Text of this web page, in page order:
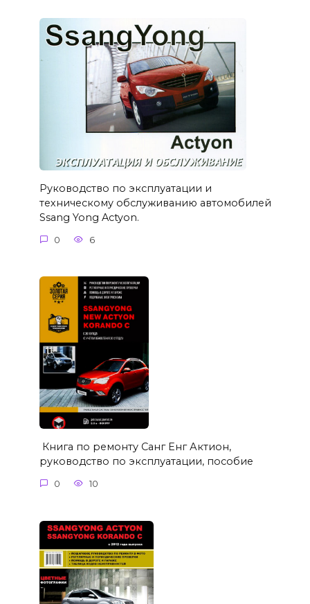
Руководство по эксплуатации и
техническому обслуживанию автомобилей
Ssang Yong Actyon.
0 6
Книга по ремонту Санг Енг Актион,
руководство по эксплуатации, пособие
0 10